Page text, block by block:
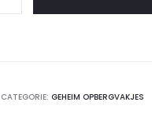
CATEGORIE: GEHEIM OPBERGVAKJES